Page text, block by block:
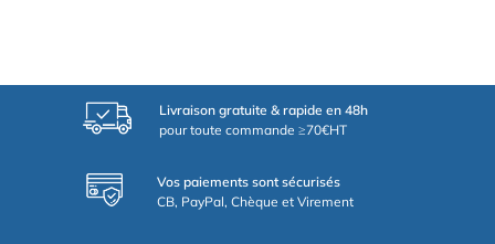
Livraison gratuite & rapide en 48h
pour toute commande ≥70€HT
Vos paiements sont sécurisés
CB, PayPal, Chèque et Virement